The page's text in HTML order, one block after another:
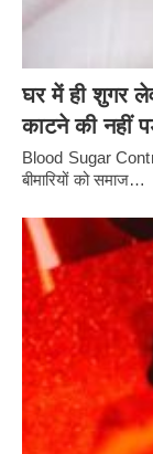
घर में ही शुगर
काटने की नहीं
Blood Sugar
बीमारियों को समाज…